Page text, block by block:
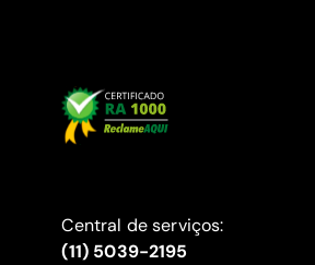
Central de serviços:
(11) 5039-2195